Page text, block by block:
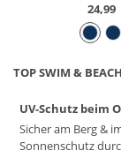
24,99
TOP SWIM &
UV-Schutz beim
Sicher am Berg &
Sonnenschutz